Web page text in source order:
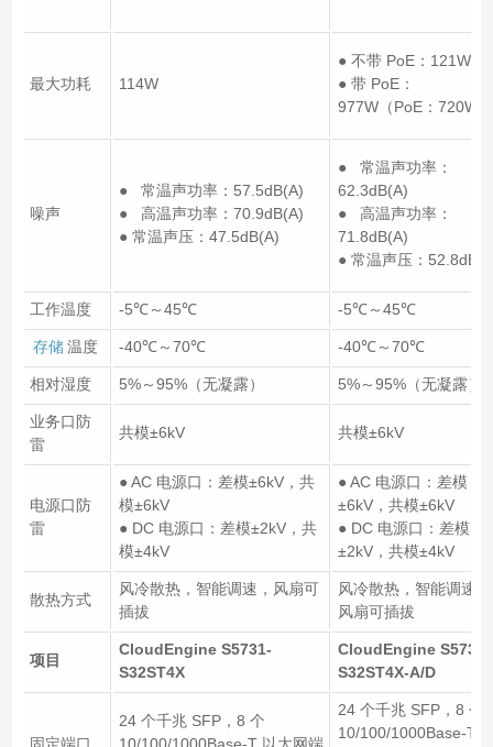
最大功耗 114W
● 不带 PoE：121W
● 带 PoE：
977W（PoE：720W）
噪声
● 常温声功率：57.5dB(A)
● 高温声功率：70.9dB(A)
● 常温声压：47.5dB(A)
● 常温声功率：
62.3dB(A)
● 高温声功率：
71.8dB(A)
● 常温声压：
工作温度 -5℃～45℃ -5℃～45℃
存储 温度 -40℃～70℃ -40℃～70℃
相对湿度 5%～95%（无凝露） 5%～95%（无凝露）
业务口防
雷
共模±6kV 共模±6kV
电源口防
雷
● AC 电源口：差模±6kV，共
模±6kV
● DC 电源口：差模±2kV，共
模±4kV
● AC 电源口：差模
±6kV，共模±6kV
● DC 电源口：差模
±2kV，共模±4kV
散热方式
风冷散热，智能调速，风扇可
插拔
风冷散热，智能调速，
风扇可插拔
项目
CloudEngine S5731-
S32ST4X
CloudEngine S5731-
S32ST4X-A/D
固定端口
24 个千兆 SFP，8 个
10/100/1000Base-T 以太网端
24 个千兆 SFP，8 个
10/100/1000Base-T